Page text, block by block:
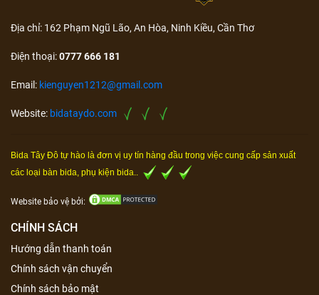
Địa chỉ: 162 Phạm Ngũ Lão, An Hòa, Ninh Kiều, Cần Thơ
Điện thoại:0777 666 181
Email: kienguyen1212@gmail.com
Website: bidataydo.com
Bida Tây Đô tự hào là đơn vị uy tín hàng đầu trong việc cung cấp sản xuất
các loại bàn bida, phụ kiện bida..
Website bảo vệ bởi:
CHÍNH SÁCH
Hướng dẫn thanh toán
Chính sách vận chuyển
Chính sách bảo mật